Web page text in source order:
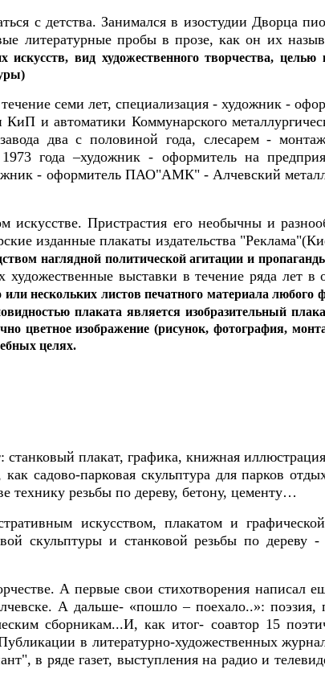
с детства. Занимался в изостудии Дворца
литературные пробы в прозе, как он их
искусств, вид художественного творчества,
семи лет, специализация - художник -
и автоматики Коммунарского
два с половиной года, слесарем -
года –художник - оформитель на
- оформитель ПАО"АМК" - Алчевский
искусстве. Пристрастия его необычны и
изданные плакаты издательства
наглядной политической агитации и
художественные выставки в течение ряда лет
или нескольких листов печатного материала
плаката является изобразительный
цветное изображение (рисунок, фотография,
целях.
плакат, графика, книжная
садово-парковая скульптура для парков
технику резьбы по дереву, бетону, цементу…
искусством, плакатом и
скульптуры и станковой резьбы по дереву
А первые свои стихотворения
А дальше- «пошло – поехало..»: поэзия,
сборникам...И, как итог- соавтор 15
в литературно-художественных
в ряде газет, выступления на радио и